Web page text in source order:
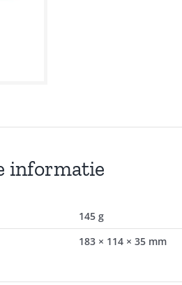
informatie
145 g
183 × 114 × 35 mm